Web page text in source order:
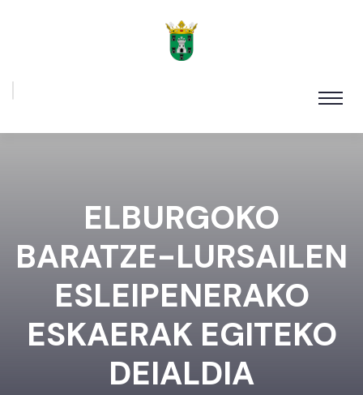
ELBURGOKO
BARATZE-LURSAILEN
ESLEIPENERAKO
ESKAERAK EGITEKO
DEIALDIA